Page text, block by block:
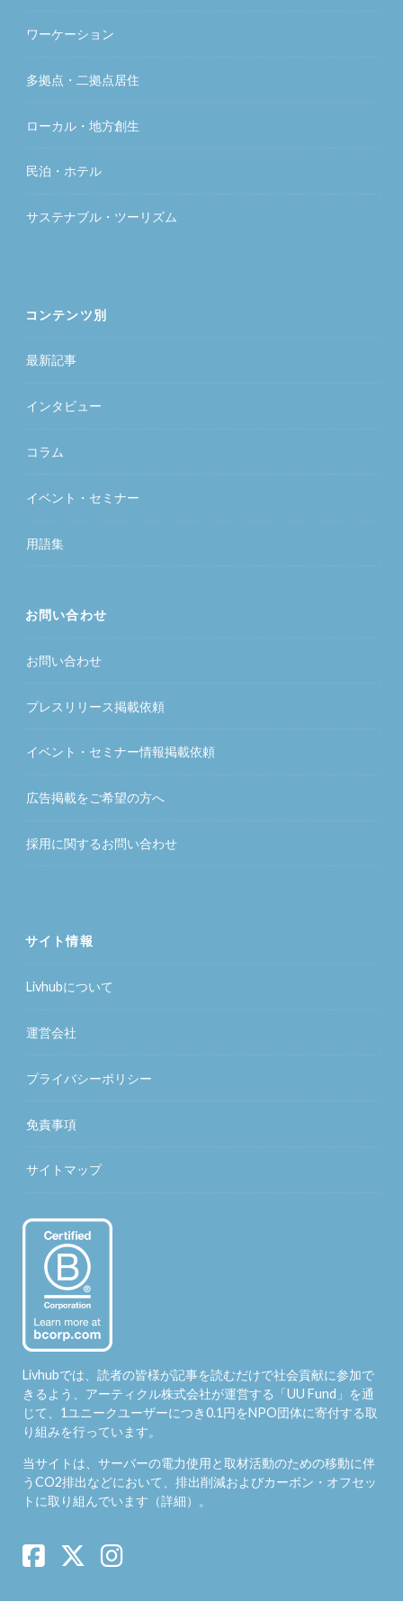
ワーケーション
多拠点・二拠点居住
ローカル・地方創生
民泊・ホテル
サステナブル・ツーリズム
コンテンツ別
最新記事
インタビュー
コラム
イベント・セミナー
用語集
お問い合わせ
お問い合わせ
プレスリリース掲載依頼
イベント・セミナー情報掲載依頼
広告掲載をご希望の方へ
採用に関するお問い合わせ
サイト情報
Livhubについて
運営会社
プライバシーポリシー
免責事項
サイトマップ
Livhubでは、読者の皆様が記事を読むだけで社会貢献に参加で
きるよう、アーティクル株式会社が運営する「UU Fund 」を通
じて、1ユニークユーザーにつき0.1円をNPO団体に寄付する取
り組みを行っています。
当サイトは、サーバーの電力使用と取材活動のための移動に伴
うCO2排出などにおいて、排出削減およびカーボン・オフセッ
トに取り組んでいます（詳細）。